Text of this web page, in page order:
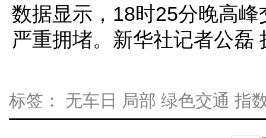
数据显示，18时25分晚高
严重拥堵。新华社记者公磊
标签： 无车日 局部 绿色交通 指